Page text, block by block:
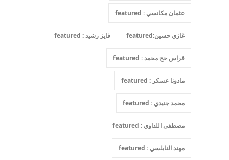
عثمان مكانسي : featured
غازي حسين:featured فايز رشيد : featured
فراس حح محمد : featured
مادونا عسكر : featured
محمد جنيدي : featured
مصطفى اللداوي : featured
مهند النابلسي : featured